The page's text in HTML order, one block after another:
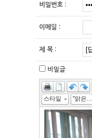
비밀번호 :
이메일 :
제 목 :
비밀글
스타일 "맑은